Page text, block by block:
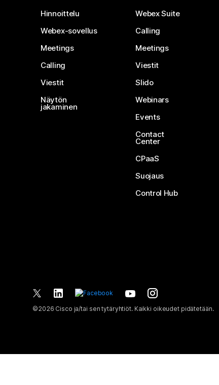
Hinnoittelu
Webex-sovellus
Meetings
Calling
Viestit
Näytön
jakaminen
Webex Suite
Calling
Meetings
Viestit
Slido
Webinars
Events
Contact
Center
CPaaS
Suojaus
Control Hub
©2026 Cisco ja/tai sen tytäryhtiöt. Kaikki oikeudet pidätetään.